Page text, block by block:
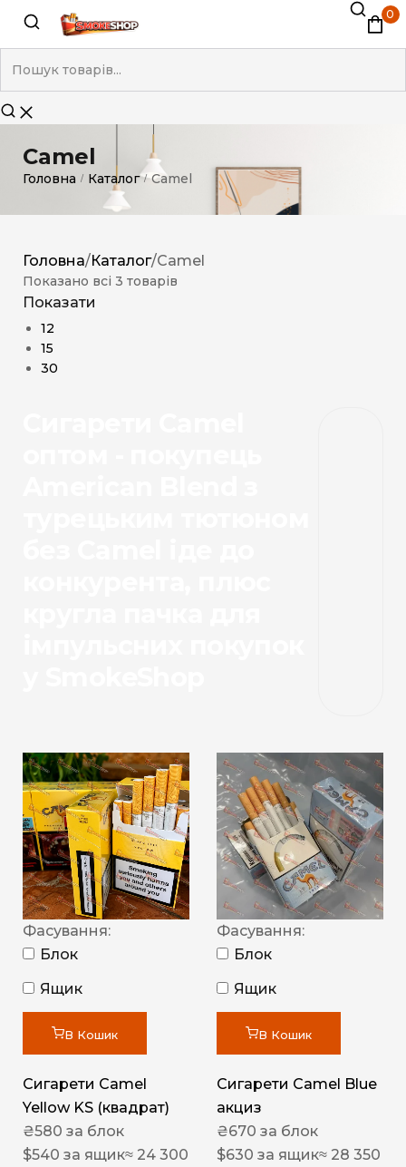
0
Camel
Головна / Каталог / Camel
Головна/Каталог/Camel
Показано всі 3 товарів
Показати
12
15
30
Фасування:
Блок
Ящик
В Кошик
Сигарети Camel
Yellow KS (квадрат)
₴580 за блок
$540 за ящик≈ 24 300
Фасування:
Блок
Ящик
В Кошик
Сигарети Camel Blue
акциз
₴670 за блок
$630 за ящик≈ 28 350